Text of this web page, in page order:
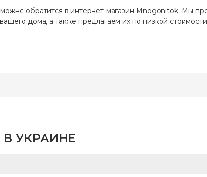
обратится в интернет-магазин Mnogonitok. Мы
дома, а также предлагаем их по низкой
УКРАИНЕ